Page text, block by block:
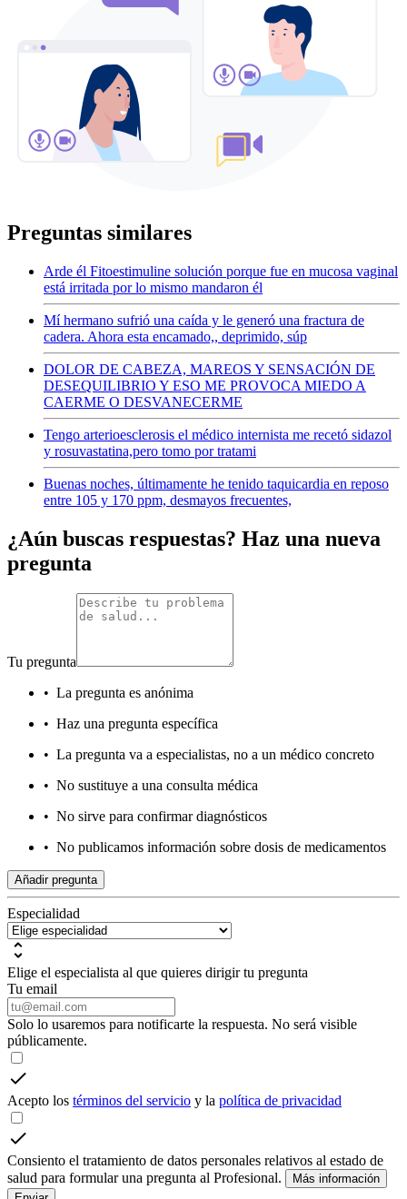
Preguntas similares
Arde él Fitoestimuline solución porque fue en mucosa vaginal
está irritada por lo mismo mandaron él
Mí hermano sufrió una caída y le generó una fractura de
cadera. Ahora esta encamado,, deprimido, súp
DOLOR DE CABEZA, MAREOS Y SENSACIÓN DE
DESEQUILIBRIO Y ESO ME PROVOCA MIEDO A
CAERME O DESVANECERME
Tengo arterioesclerosis el médico internista me recetó sidazol
y rosuvastatina,pero tomo por tratami
Buenas noches, últimamente he tenido taquicardia en reposo
entre 105 y 170 ppm, desmayos frecuentes,
¿Aún buscas respuestas? Haz una nueva
pregunta
Tu pregunta
• La pregunta es anónima
• Haz una pregunta específica
• La pregunta va a especialistas, no a un médico concreto
• No sustituye a una consulta médica
• No sirve para confirmar diagnósticos
• No publicamos información sobre dosis de medicamentos
Añadir pregunta
Especialidad
Elige el especialista al que quieres dirigir tu pregunta
Tu email
Solo lo usaremos para notificarte la respuesta. No será visible
públicamente.
Acepto los términos del servicio y la política de privacidad
Consiento el tratamiento de datos personales relativos al estado de
salud para formular una pregunta al Profesional.
Más información